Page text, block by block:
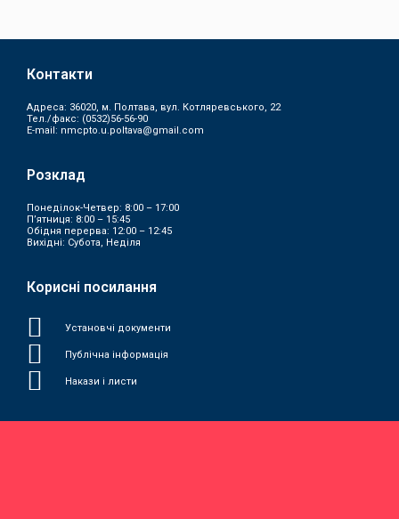
Контакти
Адреса: 36020, м. Полтава, вул. Котляревського, 22
Тел./факс: (0532)56-56-90
E-mail: nmcpto.u.poltava@gmail.com
Розклад
Понеділок-Четвер: 8:00 – 17:00
П’ятниця: 8:00 – 15:45
Обідня перерва: 12:00 – 12:45
Вихідні: Субота, Неділя
Корисні посилання
Установчі документи
Публічна інформація
Накази і листи